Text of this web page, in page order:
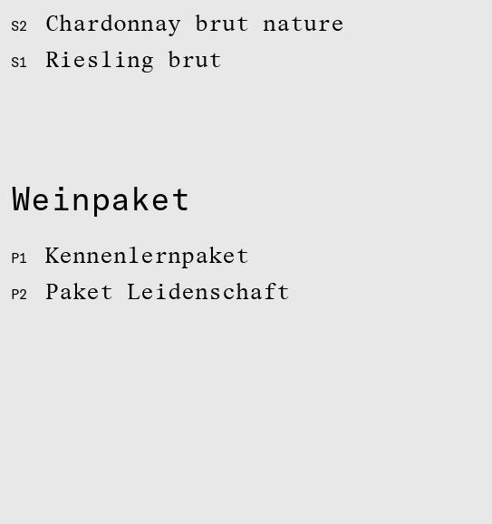
S2 Chardonnay brut nature
S1 Riesling brut
Weinpaket
P1 Kennenlernpaket
P2 Paket Leidenschaft